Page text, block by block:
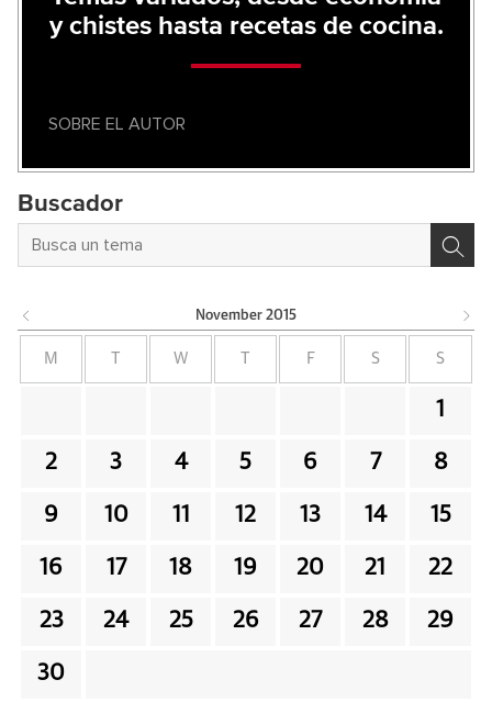
y chistes hasta recetas de cocina.
SOBRE EL AUTOR
Buscador
November 2015
M W F S S
1
2 3 4 5 6 7 8
9 10 11 12 13 14 15
16 17 18 19 20 21 22
23 24 25 26 27 28 29
30